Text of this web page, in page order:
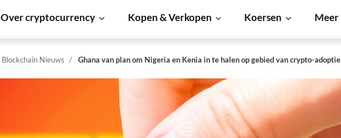
Over cryptocurrency Kopen & Verkopen Koersen Meer
Blockchain Nieuws Ghana van plan om Nigeria en Kenia in te halen op gebied van crypto-adoptie